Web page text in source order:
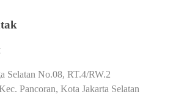
Selatan No.08, RT.4/RW.2
Pancoran, Kota Jakarta Selatan